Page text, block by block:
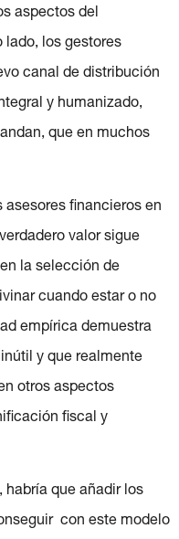
aspectos del
lado, los gestores
canal de distribución
y humanizado,
que en muchos
financieros en
valor sigue
la selección de
cuando estar o no
empírica demuestra
y que realmente
otros aspectos
fiscal y
que añadir los
con este modelo